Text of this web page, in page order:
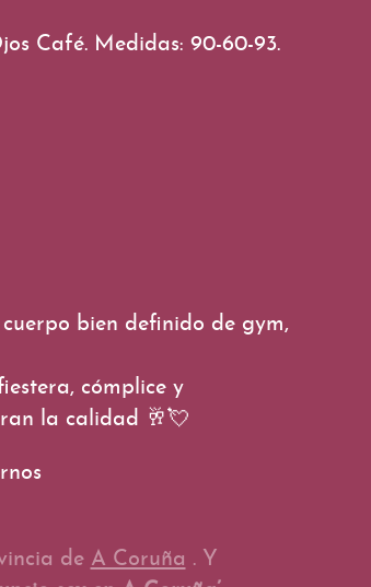
Café. Medidas: 90-60-93.
bien definido de gym,
cómplice y
la calidad 🥂 💘
de A Coruña . Y